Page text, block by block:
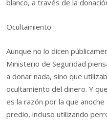
blanco, a través de la
Ocultamiento
Aunque no lo dicen
Ministerio de Seguridad
a donar nada, sino que
ocultamiento del dinero. Y
es la razón por la que
predio, incluso utilizando